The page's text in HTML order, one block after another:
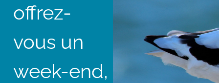
offrez-
vous un
week-end,